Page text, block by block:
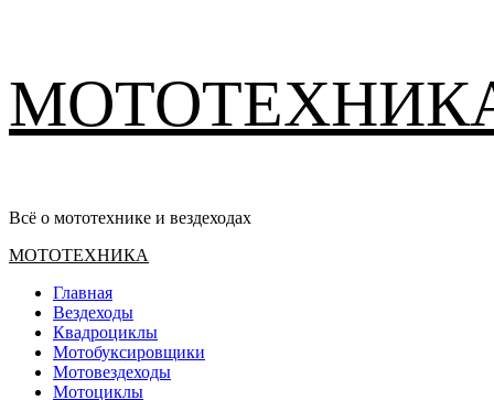
содержимому
Всё о мототехнике и вездеходах
Основное
МОТОТЕХНИКА
Главная
Вездеходы
Квадроциклы
Мотобуксировщики
Мотовездеходы
Мотоциклы